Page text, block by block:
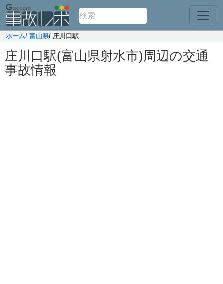
ホーム/ 富山県/ 庄川口駅
庄川口駅(富山県射水市)周辺の交通
事故情報